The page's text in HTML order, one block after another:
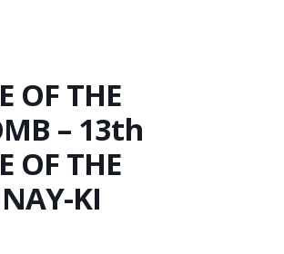
OF THE
– 13th
OF THE
KI